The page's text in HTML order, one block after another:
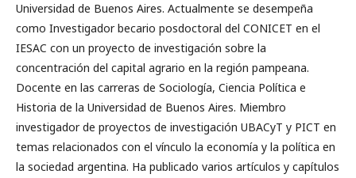
Universidad de Buenos Aires. Actualmente se desempeña
como Investigador becario posdoctoral del CONICET en el
IESAC con un proyecto de investigación sobre la
concentración del capital agrario en la región pampeana.
Docente en las carreras de Sociología, Ciencia Política e
Historia de la Universidad de Buenos Aires. Miembro
investigador de proyectos de investigación UBACyT y PICT en
temas relacionados con el vínculo la economía y la política en
la sociedad argentina. Ha publicado varios artículos y capítulos